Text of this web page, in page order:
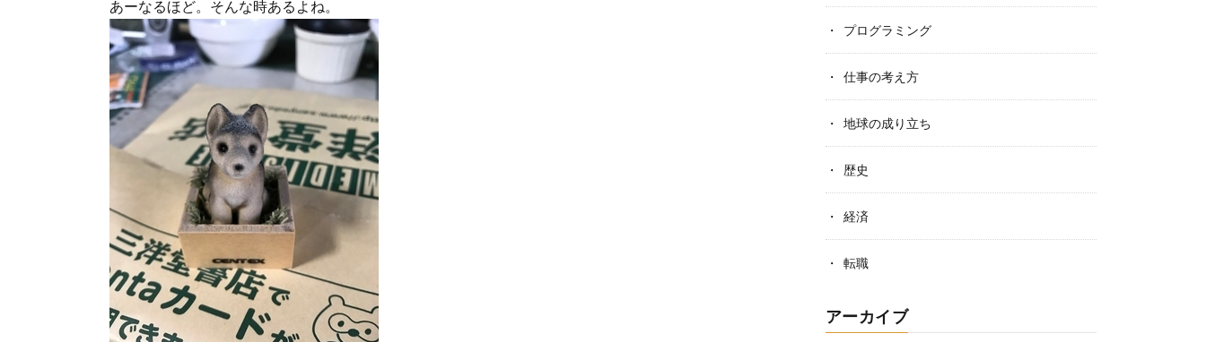
あーなるほど。そんな時あるよね。
プログラミング
仕事の考え方
地球の成り立ち
歴史
経済
転職
アーカイブ